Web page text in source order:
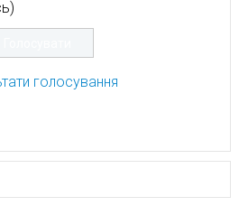
голосування